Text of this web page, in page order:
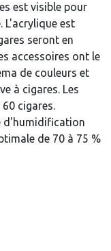
est visible pour
L'acrylique est
seront en
accessoires ont le
de couleurs et
à cigares. Les
cigares.
d'humidification
de 70 à 75 %